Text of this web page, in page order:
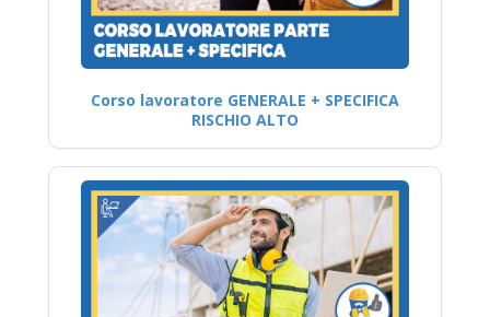
Corso lavoratore GENERALE + SPECIFICA
RISCHIO ALTO